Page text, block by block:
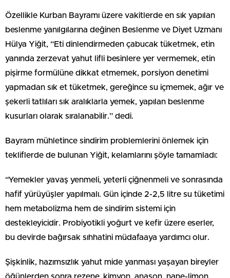
Özellikle Kurban Bayramı üzere vakitlerde en sık yapılan
beslenme yanılgılarına değinen Beslenme ve Diyet Uzmanı
Hülya Yiğit, “Eti dinlendirmeden çabucak tüketmek, etin
yanında zerzevat yahut lifli besinlere yer vermemek, etin
pişirme formülüne dikkat etmemek, porsiyon denetimi
yapmadan sık et tüketmek, gereğince su içmemek, ağır ve
şekerli tatlıları sık aralıklarla yemek, yapılan beslenme
kusurları olarak sıralanabilir.” dedi.
Bayram mühletince sindirim problemlerini önlemek için
tekliflerde de bulunan Yiğit, kelamlarını şöyle tamamladı:
“Yemekler yavaş yenmeli, yeterli çiğnenmeli ve sonrasında
hafif yürüyüşler yapılmalı. Gün içinde 2-2,5 litre su tüketimi
hem metabolizma hem de sindirim sistemi için
destekleyicidir. Probiyotikli yoğurt ve kefir üzere eserler,
bu devirde bağırsak sıhhatini müdafaaya yardımcı olur.
Şişkinlik, hazımsızlık yahut mide yanması yaşayan bireyler